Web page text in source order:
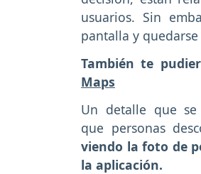
usuarios. Sin
pantalla y
También te
Maps
Un detalle que
que personas
viendo la foto de
la aplicación.